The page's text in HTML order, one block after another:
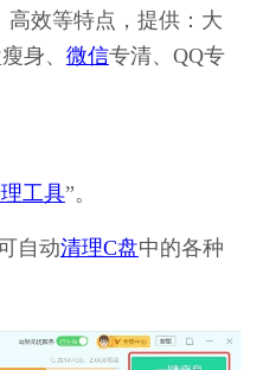
效等特点，提供：大
身、 微信专清、QQ专
工具”。
自动清理C盘中的各种